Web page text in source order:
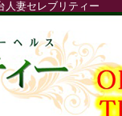
人妻セレブリティー